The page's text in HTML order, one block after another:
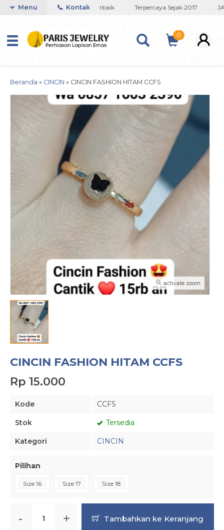
Toko Titanium Lapisan Emas Terbaik Terpercaya Sejak 2017
Menu Kontak
0
Beranda » CINCIN » CINCIN FASHION HITAM CCFS
activate zoom
CINCIN FASHION HITAM CCFS
Rp 15.000
Kode CCFS
Stok Tersedia
Kategori CINCIN
Pilihan
Size 16 Size 17 Size 18
- + Tambahkan ke Keranjang